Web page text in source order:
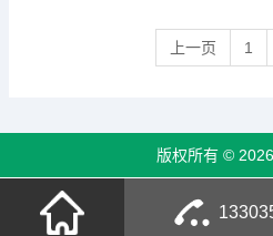
上一页 1
版权所有 ©